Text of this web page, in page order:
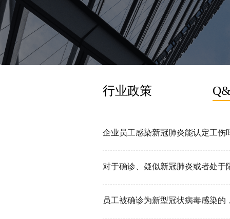
行业政策
企业员工感染新冠肺炎能认定工伤